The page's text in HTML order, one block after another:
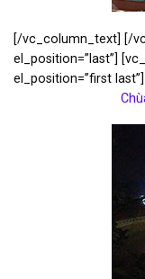
[/vc_column_text] [/
el_position=”last”]
el_position=”first last”]